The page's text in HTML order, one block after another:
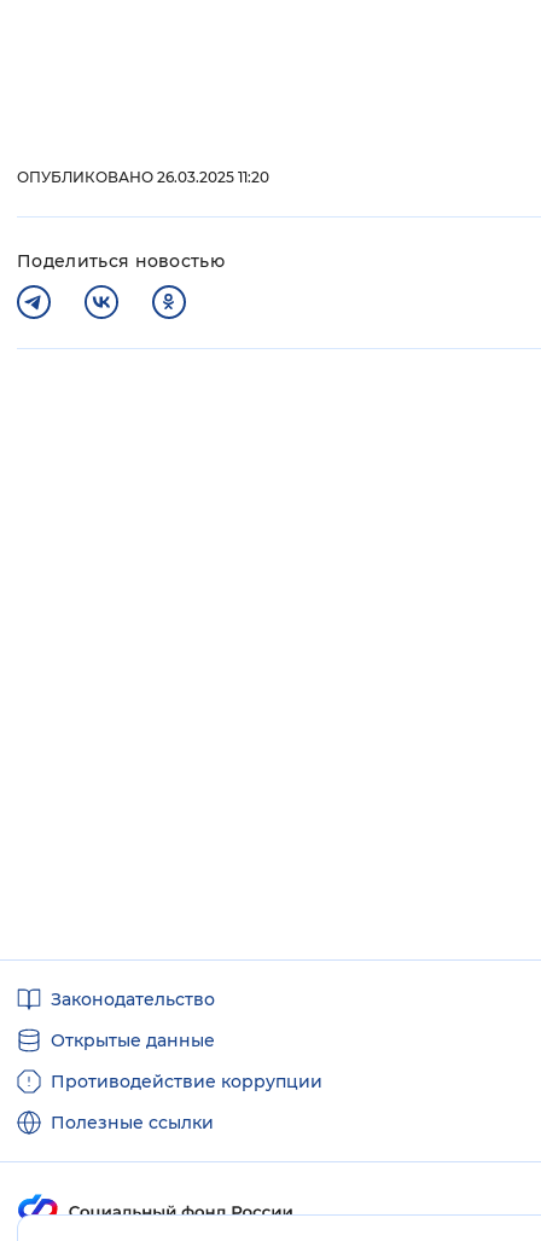
ОПУБЛИКОВАНО 26.03.2025 11:20
Поделиться новостью
ссылкиЗаконодательство
Открытые данные
Противодействие коррупции
Полезные ссылки